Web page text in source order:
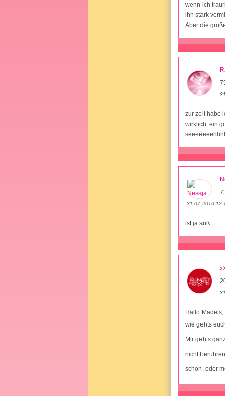
wenn ich
ihn stark
Aber die
zur zeit habe
wirklich. ein
31.07.2010
ist ja süß
Hallo Mädels,
wie gehts
Mir gehts
nicht
schon, oder